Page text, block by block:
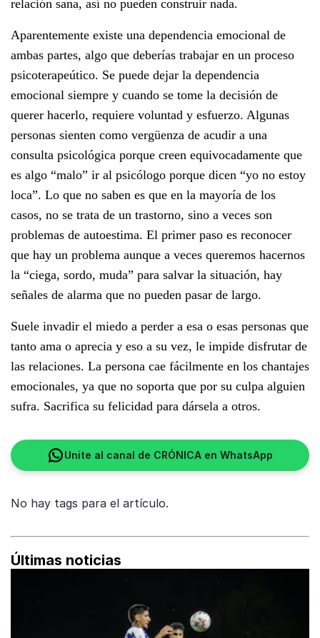
relación sana, así no pueden construir nada.
Aparentemente existe una dependencia emocional de
ambas partes, algo que deberías trabajar en un proceso
psicoterapeútico. Se puede dejar la dependencia
emocional siempre y cuando se tome la decisión de
querer hacerlo, requiere voluntad y esfuerzo. Algunas
personas sienten como vergüenza de acudir a una
consulta psicológica porque creen equivocadamente que
es algo “malo” ir al psicólogo porque dicen “yo no estoy
loca”. Lo que no saben es que en la mayoría de los
casos, no se trata de un trastorno, sino a veces son
problemas de autoestima. El primer paso es reconocer
que hay un problema aunque a veces queremos hacernos
la “ciega, sordo, muda” para salvar la situación, hay
señales de alarma que no pueden pasar de largo.
Suele invadir el miedo a perder a esa o esas personas que
tanto ama o aprecia y eso a su vez, le impide disfrutar de
las relaciones. La persona cae fácilmente en los chantajes
emocionales, ya que no soporta que por su culpa alguien
sufra. Sacrifica su felicidad para dársela a otros.
Unite al canal de CRÓNICA en WhatsApp
No hay tags para el artículo.
Últimas noticias